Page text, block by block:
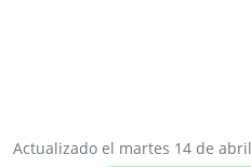
Actualizado el martes 14 de